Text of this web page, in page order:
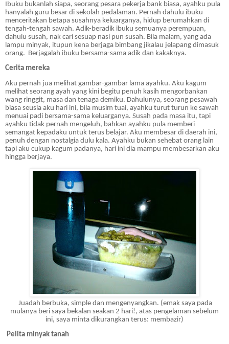
Ibuku bukanlah siapa, seorang pesara pekerja bank biasa, ayahku pula
hanyalah guru besar di sekolah pedalaman. Pernah dahulu ibuku
menceritakan betapa susahnya keluarganya, hidup berumahkan di
tengah-tengah sawah. Adik-beradik ibuku semuanya perempuan,
dahulu susah, nak cari sesuap nasi pun susah. Bila malam, yang ada
lampu minyak, itupun kena berjaga bimbang jikalau jelapang dimasuk
orang. Berjagalah ibuku bersama-sama adik dan kakaknya.
Cerita mereka
Aku pernah jua melihat gambar-gambar lama ayahku. Aku kagum
melihat seorang ayah yang kini begitu penuh kasih mengorbankan
wang ringgit, masa dan tenaga demiku. Dahulunya, seorang pesawah
biasa seusia aku hari ini, bila musim tuai, ayahku turut turun ke sawah
menuai padi bersama-sama keluarganya. Susah pada masa itu, tapi
ayahku tidak pernah mengeluh, bahkan ayahku pula memberi
semangat kepadaku untuk terus belajar. Aku membesar di daerah ini,
penuh dengan nostalgia dulu kala. Ayahku bukan sehebat orang lain
tapi aku cukup kagum padanya, hari ini dia mampu membesarkan aku
hingga berjaya.
Juadah berbuka, simple dan mengenyangkan. (emak saya pada
mulanya beri saya bekalan seakan 2 hari!, atas pengelaman sebelum
ini, saya minta dikurangkan terus: membazir)
Pelita minyak tanah